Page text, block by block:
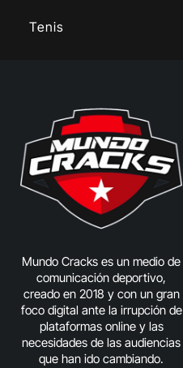
Tenis
Mundo Cracks es un medio de
comunicación deportivo,
creado en 2018 y con un gran
foco digital ante la irrupción de
plataformas online y las
necesidades de las audiencias
que han ido cambiando.